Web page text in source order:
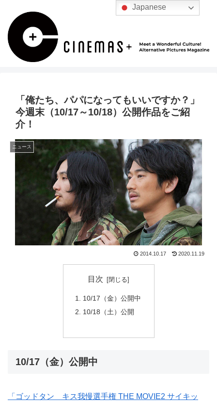
「俺たち、パパになってもいいですか？」
今週末（10/17～10/18）公開作品をご紹
介！
ニュース
2014.10.17 2020.11.19
目次
10/17（金）公開中
10/18（土）公開
10/17（金）公開中
「ゴッドタン キス我慢選手権 THE MOVIE2 サイキッ
Japanese